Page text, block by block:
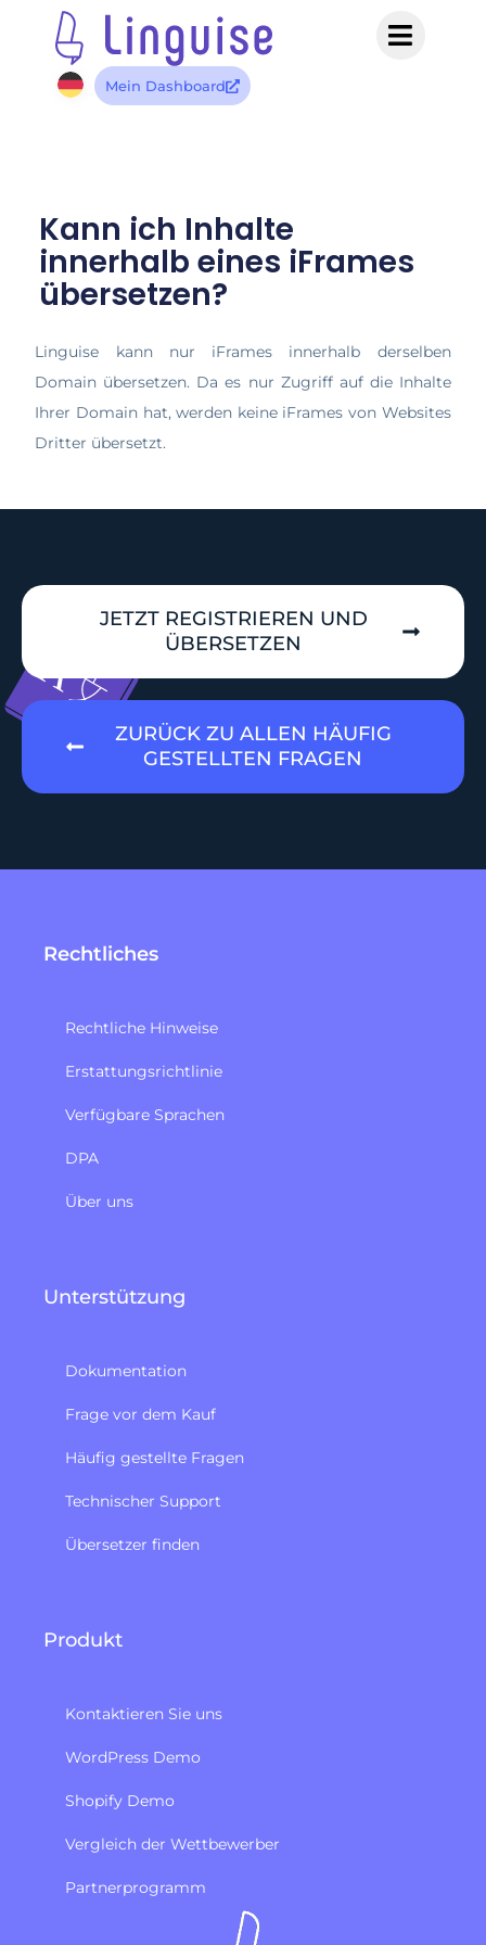
Mein Dashboard
Kann ich Inhalte
innerhalb eines iFrames
übersetzen?
Linguise kann nur iFrames innerhalb derselben
Domain übersetzen. Da es nur Zugriff auf die Inhalte
Ihrer Domain hat, werden keine iFrames von Websites
Dritter übersetzt.
JETZT REGISTRIEREN UND
ÜBERSETZEN
ZURÜCK ZU ALLEN HÄUFIG
GESTELLTEN FRAGEN
Rechtliches
Rechtliche Hinweise
Erstattungsrichtlinie​
Verfügbare Sprachen
DPA
Über uns
Unterstützung
Dokumentation
Frage vor dem Kauf
Häufig gestellte Fragen
Technischer Support
Übersetzer finden
Produkt
Kontaktieren Sie uns
WordPress Demo
Shopify Demo
Vergleich der Wettbewerber
Partnerprogramm